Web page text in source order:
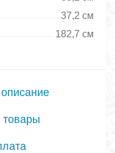
37,2 см
182,7 см